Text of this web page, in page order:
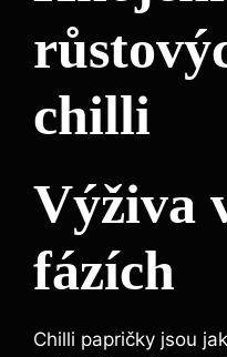
chilli
Výživa
fázích
Chilli papričky jsou